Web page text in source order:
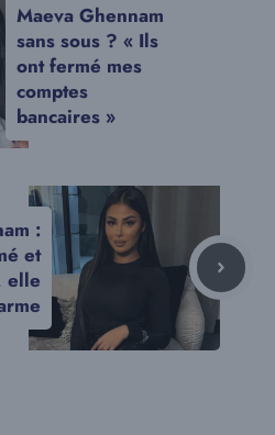
Maeva Ghennam
sans sous ? « Ils
ont fermé mes
comptes
bancaires »
:
et
elle